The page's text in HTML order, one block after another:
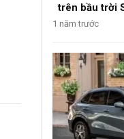
trên bầu trời
1 năm trước